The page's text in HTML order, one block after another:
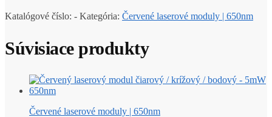
Katalógové číslo: - Kategória: Červené laserové moduly | 650nm
Súvisiace produkty
Červené laserové moduly | 650nm